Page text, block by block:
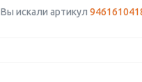
Вы искали артикул